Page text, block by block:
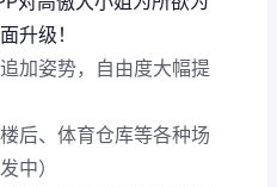
升级！
加姿势，自由度大幅提
后、体育仓库等各种场
中）